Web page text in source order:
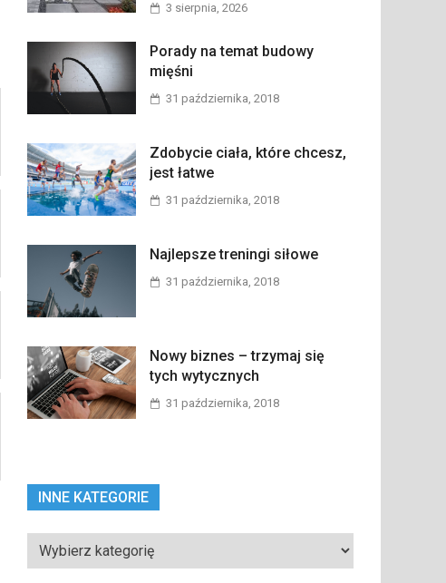
3 sierpnia, 2026
Porady na temat budowy
mięśni
31 października, 2018
Zdobycie ciała, które chcesz,
jest łatwe
31 października, 2018
Najlepsze treningi siłowe
31 października, 2018
Nowy biznes – trzymaj się
tych wytycznych
31 października, 2018
INNE KATEGORIE
Inne
kategorie